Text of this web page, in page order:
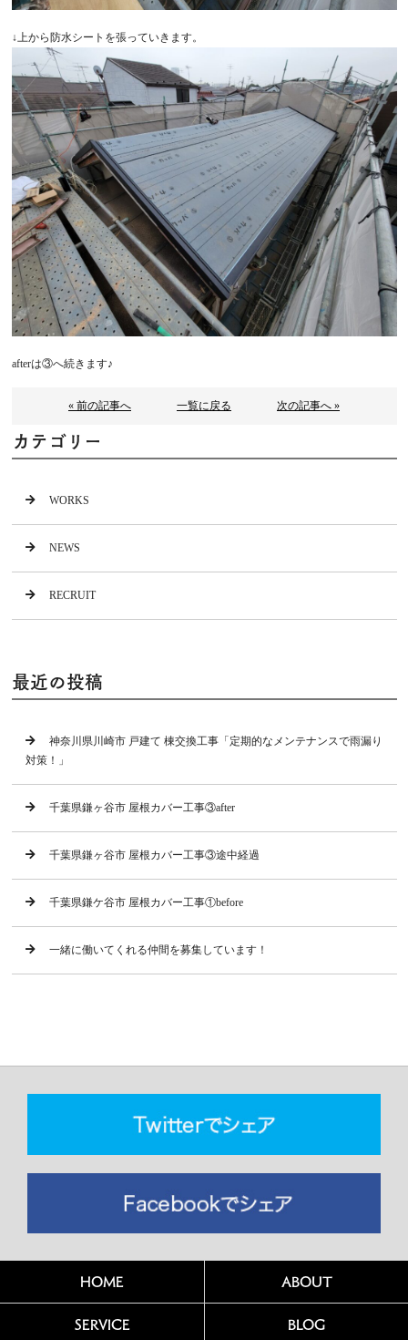
↓上から防水シートを張っていきます。
afterは③へ続きます♪
« 前の記事へ 一覧に戻る 次の記事へ »
カテゴリー
WORKS
NEWS
RECRUIT
最近の投稿
神奈川県川崎市 戸建て 棟交換工事「定期的なメンテナンスで雨漏り
対策！」
千葉県鎌ヶ谷市 屋根カバー工事③after
千葉県鎌ヶ谷市 屋根カバー工事③途中経過
千葉県鎌ケ谷市 屋根カバー工事①before
一緒に働いてくれる仲間を募集しています！
HOME ABOUT
SERVICE BLOG